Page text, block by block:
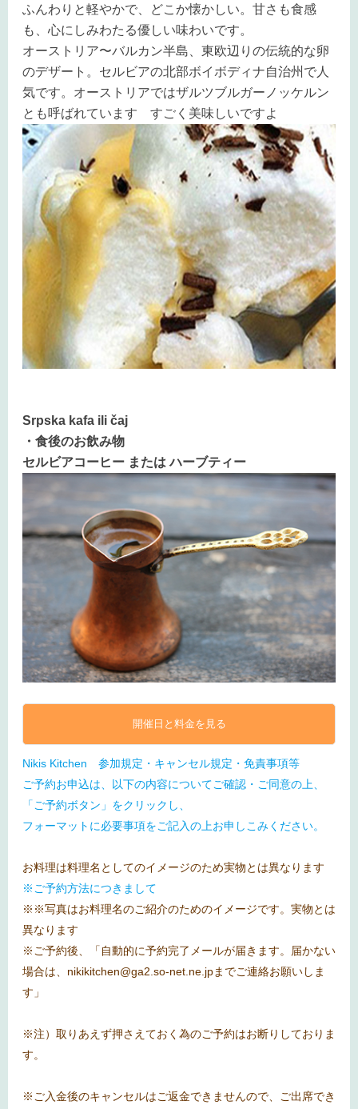
ふんわりと軽やかで、どこか懐かしい。甘さも食感
も、心にしみわたる優しい味わいです。
オーストリア〜バルカン半島、東欧辺りの伝統的な卵
のデザート。セルビアの北部ボイボディナ自治州で人
気です。オーストリアではザルツブルガーノッケルン
とも呼ばれています すごく美味しいですよ
Srpska kafa ili čaj
・食後のお飲み物
セルビアコーヒー または ハーブティー
開催日と料金を見る
Nikis Kitchen 参加規定・キャンセル規定・免責事項等
ご予約お申込は、以下の内容についてご確認・ご同意の上、
「ご予約ボタン」をクリックし、
フォーマットに必要事項をご記入の上お申しこみください。
お料理は料理名としてのイメージのため実物とは異なります
※ご予約方法につきまして
※※写真はお料理名のご紹介のためのイメージです。実物とは
異なります
※ご予約後、「自動的に予約完了メールが届きます。届かない
場合は、nikikitchen@ga2.so-net.ne.jpまでご連絡お願いしま
す」
※注）取りあえず押さえておく為のご予約はお断りしておりま
す。
※ご入金後のキャンセルはご返金できませんので、ご出席でき